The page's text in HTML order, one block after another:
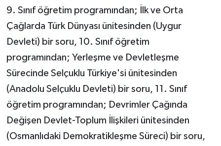
9. Sınıf öğretim programından; İlk ve Orta
Çağlarda Türk Dünyası ünitesinden (Uygur
Devleti) bir soru, 10. Sınıf öğretim
programından; Yerleşme ve Devletleşme
Sürecinde Selçuklu Türkiye'si ünitesinden
(Anadolu Selçuklu Devleti) bir soru, 11. Sınıf
öğretim programından; Devrimler Çağında
Değişen Devlet-Toplum İlişkileri ünitesinden
(Osmanlıdaki Demokratikleşme Süreci) bir soru,